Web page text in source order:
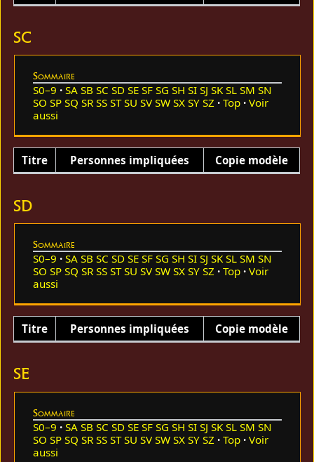
SC
Sommaire
S0–9 SA SB SC SD SE SF SG SH SI SJ SK SL SM SN
SO SP SQ SR SS ST SU SV SW SX SY SZ Top
Voir
aussi
Titre Personnes impliquées Copie modèle
SD
Sommaire
S0–9 SA SB SC SD SE SF SG SH SI SJ SK SL SM SN
SO SP SQ SR SS ST SU SV SW SX SY SZ Top
Voir
aussi
Titre Personnes impliquées Copie modèle
SE
Sommaire
S0–9 SA SB SC SD SE SF SG SH SI SJ SK SL SM SN
SO SP SQ SR SS ST SU SV SW SX SY SZ Top
Voir
aussi